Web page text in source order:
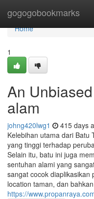
gogogobookmarks
Home
Home
1
An
alam
johng420lwg1 415 days
Kelebihan utama dari Batu
yang tinggi terhadap
Selain itu, batu ini juga
sentuhan alami yang
sangat cocok diaplikasikan
location taman, dan
https://